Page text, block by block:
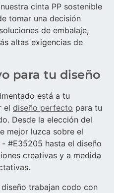
cinta PP sostenible
tomar una decisión
de embalaje,
altas exigencias de
para tu diseño
está a tu
el diseño perfecto para tu
Desde la elección del
mejor luzca sobre el
#E35205 hasta el diseño
creativas y a medida
trabajan codo con